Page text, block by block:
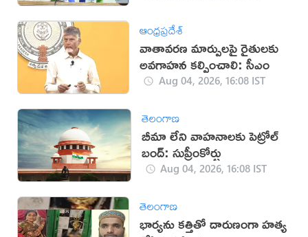
ఆంధ్రప్రదేశ్
వాతావరణ మార్పులపై రైతులకు
అవగాహన కల్పించాలి: సీఎం
Aug 04, 2026, 16:08 IST
తెలంగాణ
బీమా లేని వాహనాలకు పెట్రోల్
బంద్: సుప్రీంకోర్టు
Aug 04, 2026, 16:08 IST
తెలంగాణ
భార్యను కత్తితో దారుణంగా హత్య